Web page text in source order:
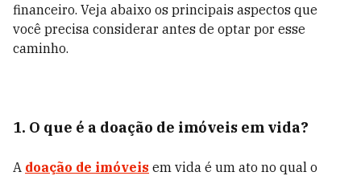
financeiro. Veja abaixo os principais aspectos que
você precisa considerar antes de optar por esse
caminho.
1. O que é a doação de imóveis em vida?
A doação de imóveis em vida é um ato no qual o